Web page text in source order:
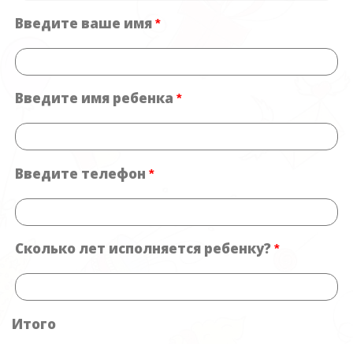
Введите ваше имя*
Введите имя ребенка*
Введите телефон*
Сколько лет исполняется ребенку?*
Итого